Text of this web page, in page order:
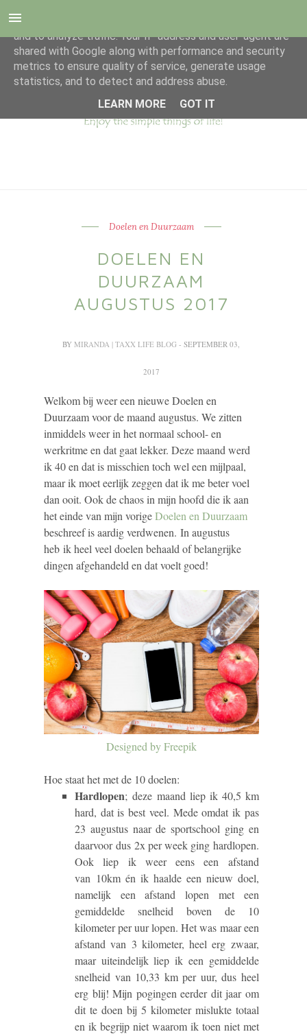
Doelen en Duurzaam
DOELEN EN
DUURZAAM
AUGUSTUS 2017
BYMIRANDA | TAXX LIFE BLOG- SEPTEMBER 03,
2017
Welkom bij weer een nieuwe Doelen en
Duurzaam voor de maand augustus. We zitten
inmiddels weer in het normaal school- en
werkritme en dat gaat lekker. Deze maand werd
ik 40 en dat is misschien toch wel een mijlpaal,
maar ik moet eerlijk zeggen dat ik me beter voel
dan ooit. Ook de chaos in mijn hoofd die ik aan
het einde van mijn vorigeDoelen en Duurzaam
beschreef is aardig verdwenen. In augustus
heb ik heel veel doelen behaald of belangrijke
dingen afgehandeld en dat voelt goed!
Designed by Freepik
Hoe staat het met de 10 doelen:
Hardlopen; deze maand liep ik 40,5 km
hard, dat is best veel. Mede omdat ik pas
23 augustus naar de sportschool ging en
daarvoor dus 2x per week ging hardlopen.
Ook liep ik weer eens een afstand
van 10km én ik haalde een nieuw doel,
namelijk een afstand lopen met een
gemiddelde snelheid boven de 10
kilometer per uur lopen. Het was maar een
afstand van 3 kilometer, heel erg zwaar,
maar uiteindelijk liep ik een gemiddelde
snelheid van 10,33 km per uur, dus heel
erg blij! Mijn pogingen eerder dit jaar om
dit te doen bij 5 kilometer mislukte totaal
en ik begrijp niet waarom ik toen niet met
This site uses cookies from Google to deliver its services
and to analyze traffic. Your IP address and user-agent are
shared with Google along with performance and security
metrics to ensure quality of service, generate usage
statistics, and to detect and address abuse.
LEARN MORE
GOT IT